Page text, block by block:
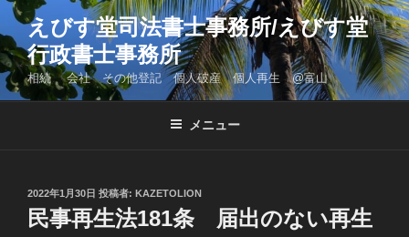
コ
ン
テ
ン
ツ
えびす堂司法書士事務所/えびす堂
行政書士事務所
相続 会社 その他登記 個人破産 個人再生 @富山
メニュー
投
稿
日:
2022年1月30日 投稿者: KAZETOLION
民事再生法181条 届出のない再生